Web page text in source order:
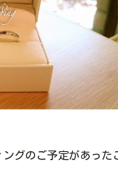
グのご予定があっ